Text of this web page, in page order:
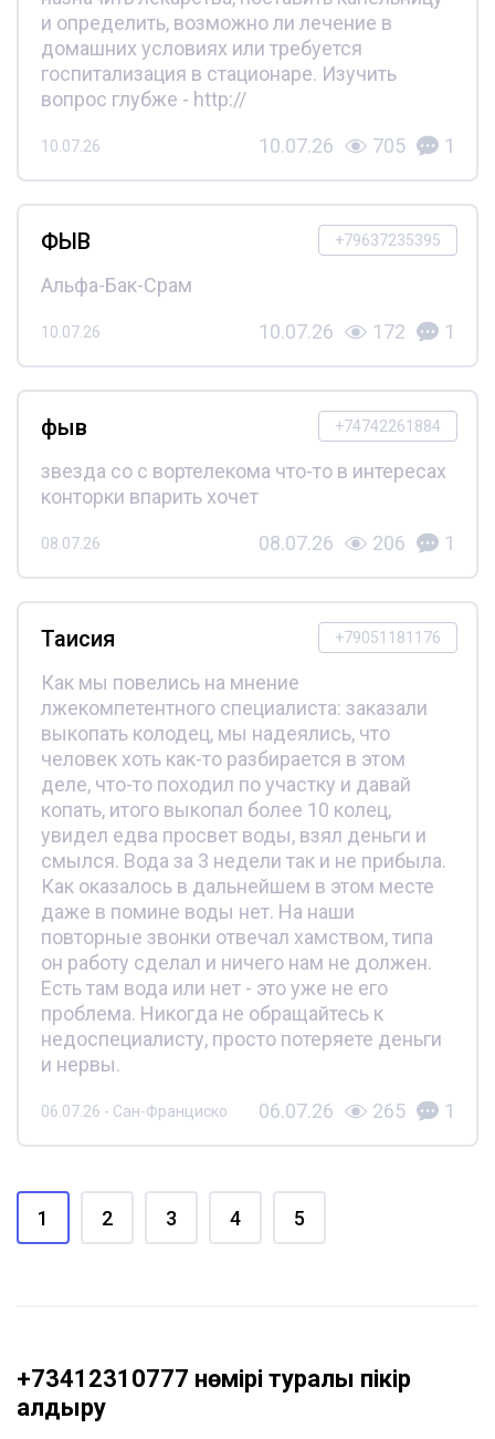
и определить, возможно ли лечение в
домашних условиях или требуется
госпитализация в стационаре. Изучить
вопрос глубже - http://
10.07.26 10.07.26 705 1
+79637235395
ФЫВ
Альфа-Бак-Срам
10.07.26 10.07.26 172 1
+74742261884
фыв
звезда со с вортелекома что-то в интересах
конторки впарить хочет
08.07.26 08.07.26 206 1
+79051181176
Таисия
Как мы повелись на мнение
лжекомпетентного специалиста: заказали
выкопать колодец, мы надеялись, что
человек хоть как-то разбирается в этом
деле, что-то походил по участку и давай
копать, итого выкопал более 10 колец,
увидел едва просвет воды, взял деньги и
смылся. Вода за 3 недели так и не прибыла.
Как оказалось в дальнейшем в этом месте
даже в помине воды нет. На наши
повторные звонки отвечал хамством, типа
он работу сделал и ничего нам не должен.
Есть там вода или нет - это уже не его
проблема. Никогда не обращайтесь к
недоспециалисту, просто потеряете деньги
и нервы.
06.07.26 - Сан-Франциско 06.07.26 265 1
1 2 3 4 5
+73412310777 нөмірі туралы пікір
қалдыру